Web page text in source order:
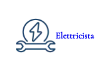
Elettricista